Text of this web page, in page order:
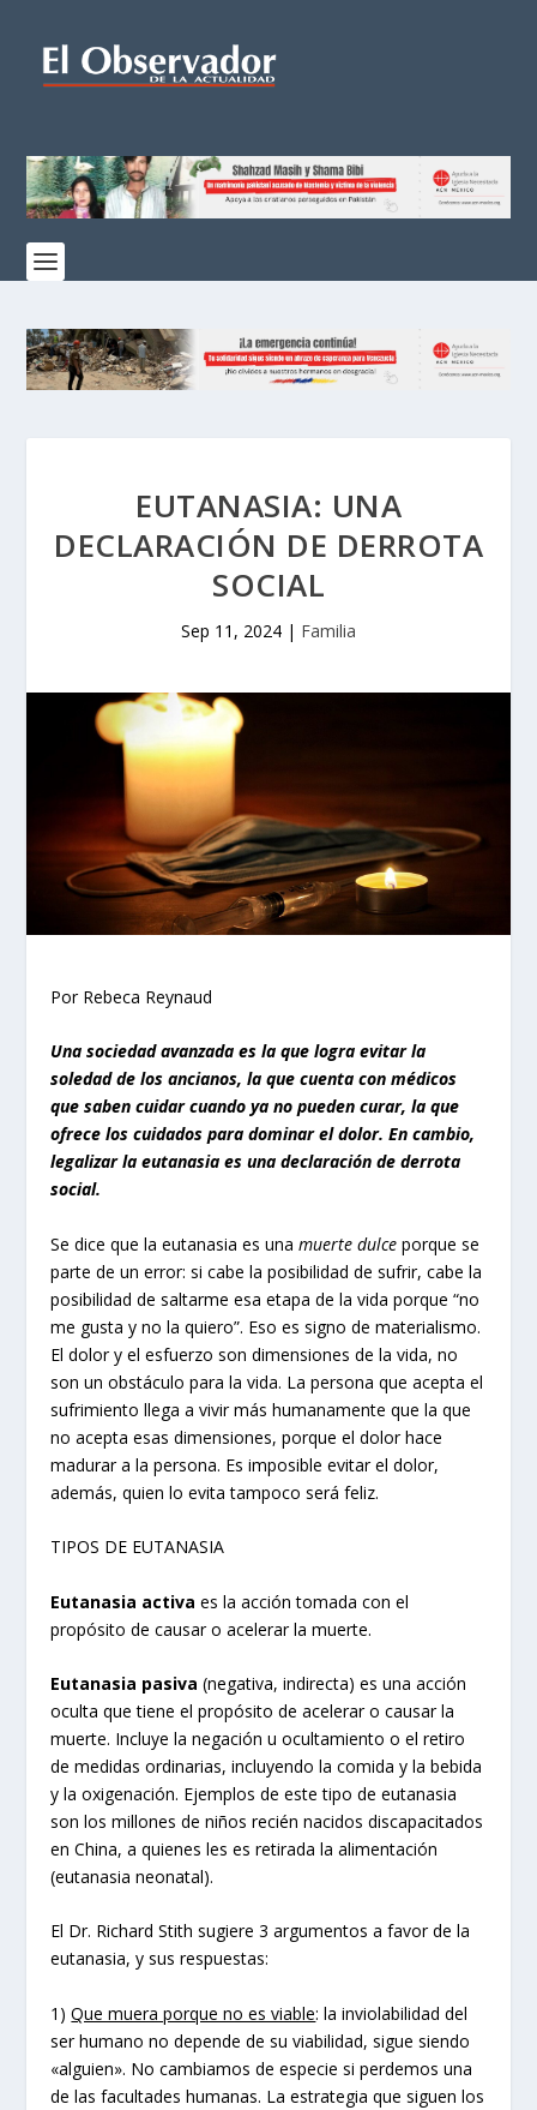
EUTANASIA: UNA
DECLARACIÓN DE DERROTA
SOCIAL
Sep 11, 2024 | Familia
Por Rebeca Reynaud
Una sociedad avanzada es la que logra evitar la
soledad de los ancianos, la que cuenta con médicos
que saben cuidar cuando ya no pueden curar, la que
ofrece los cuidados para dominar el dolor. En cambio,
legalizar la eutanasia es una declaración de derrota
social.
Se dice que la eutanasia es unamuerte dulce porque se
parte de un error: si cabe la posibilidad de sufrir, cabe la
posibilidad de saltarme esa etapa de la vida porque “no
me gusta y no la quiero”. Eso es signo de materialismo.
El dolor y el esfuerzo son dimensiones de la vida, no
son un obstáculo para la vida. La persona que acepta el
sufrimiento llega a vivir más humanamente que la que
no acepta esas dimensiones, porque el dolor hace
madurar a la persona. Es imposible evitar el dolor,
además, quien lo evita tampoco será feliz.
TIPOS DE EUTANASIA
Eutanasia activa es la acción tomada con el
propósito de causar o acelerar la muerte.
Eutanasia pasiva (negativa, indirecta) es una acción
oculta que tiene el propósito de acelerar o causar la
muerte. Incluye la negación u ocultamiento o el retiro
de medidas ordinarias, incluyendo la comida y la bebida
y la oxigenación. Ejemplos de este tipo de eutanasia
son los millones de niños recién nacidos discapacitados
en China, a quienes les es retirada la alimentación
(eutanasia neonatal).
El Dr. Richard Stith sugiere 3 argumentos a favor de la
eutanasia, y sus respuestas:
1)Que muera porque no es viable: la inviolabilidad del
ser humano no depende de su viabilidad, sigue siendo
«alguien». No cambiamos de especie si perdemos una
de las facultades humanas. La estrategia que siguen los